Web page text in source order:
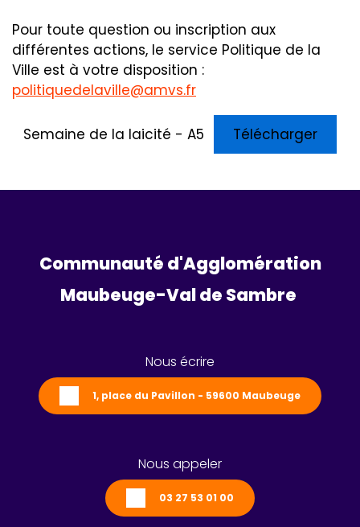
Pour toute question ou inscription aux
différentes actions, le service Politique de la
Ville est à votre disposition :
politiquedelaville@amvs.fr
Semaine de la laicité - A5 Télécharger
Communauté d'Agglomération
Maubeuge-Val de Sambre
Nous écrire
1, place du Pavillon - 59600 Maubeuge
Nous appeler
03 27 53 01 00